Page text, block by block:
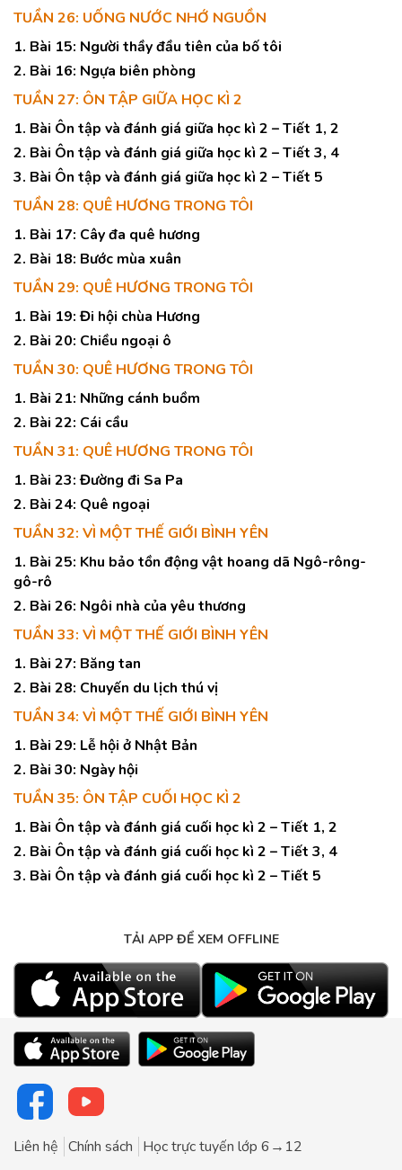
TUẦN 26: UỐNG NƯỚC NHỚ NGUỒN
1. Bài 15: Người thầy đầu tiên của bố tôi
2. Bài 16: Ngựa biên phòng
TUẦN 27: ÔN TẬP GIỮA HỌC KÌ 2
1. Bài Ôn tập và đánh giá giữa học kì 2 – Tiết 1, 2
2. Bài Ôn tập và đánh giá giữa học kì 2 – Tiết 3, 4
3. Bài Ôn tập và đánh giá giữa học kì 2 – Tiết 5
TUẦN 28: QUÊ HƯƠNG TRONG TÔI
1. Bài 17: Cây đa quê hương
2. Bài 18: Bước mùa xuân
TUẦN 29: QUÊ HƯƠNG TRONG TÔI
1. Bài 19: Đi hội chùa Hương
2. Bài 20: Chiều ngoại ô
TUẦN 30: QUÊ HƯƠNG TRONG TÔI
1. Bài 21: Những cánh buồm
2. Bài 22: Cái cầu
TUẦN 31: QUÊ HƯƠNG TRONG TÔI
1. Bài 23: Đường đi Sa Pa
2. Bài 24: Quê ngoại
TUẦN 32: VÌ MỘT THẾ GIỚI BÌNH YÊN
1. Bài 25: Khu bảo tồn động vật hoang dã Ngô-rông-
gô-rô
2. Bài 26: Ngôi nhà của yêu thương
TUẦN 33: VÌ MỘT THẾ GIỚI BÌNH YÊN
1. Bài 27: Băng tan
2. Bài 28: Chuyến du lịch thú vị
TUẦN 34: VÌ MỘT THẾ GIỚI BÌNH YÊN
1. Bài 29: Lễ hội ở Nhật Bản
2. Bài 30: Ngày hội
TUẦN 35: ÔN TẬP CUỐI HỌC KÌ 2
1. Bài Ôn tập và đánh giá cuối học kì 2 – Tiết 1, 2
2. Bài Ôn tập và đánh giá cuối học kì 2 – Tiết 3, 4
3. Bài Ôn tập và đánh giá cuối học kì 2 – Tiết 5
TẢI APP ĐỂ XEM OFFLINE
Liên hệ Chính sách Học trực tuyến lớp 6→12